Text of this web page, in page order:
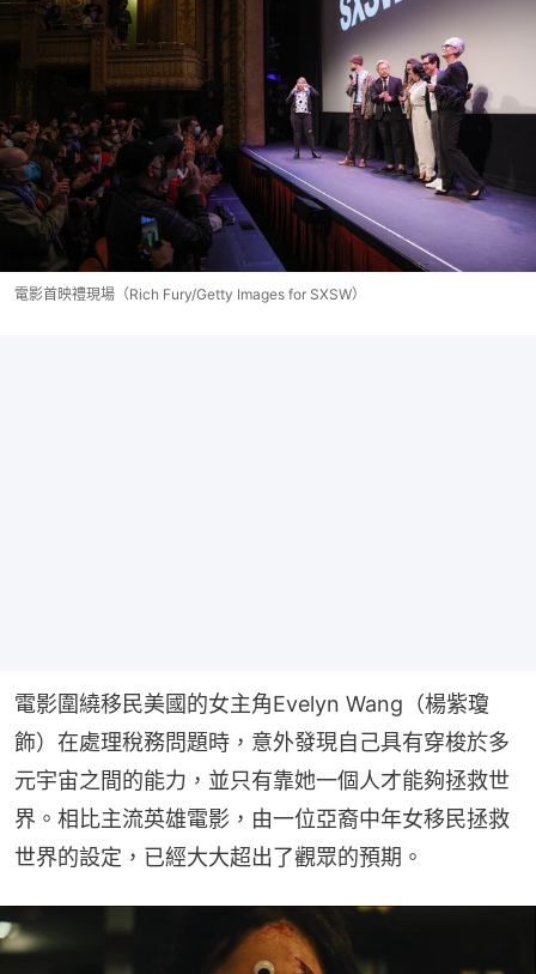
電影首映禮現場（Rich Fury/Getty Images for SXSW）
電影圍繞移民美國的女主角Evelyn Wang（楊紫瓊
飾）在處理稅務問題時，意外發現自己具有穿梭於多
元宇宙之間的能力，並只有靠她一個人才能夠拯救世
界。相比主流英雄電影，由一位亞裔中年女移民拯救
世界的設定，已經大大超出了觀眾的預期。